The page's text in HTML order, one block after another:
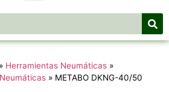
» Herramientas Neumáticas »
» METABO DKNG-40/50